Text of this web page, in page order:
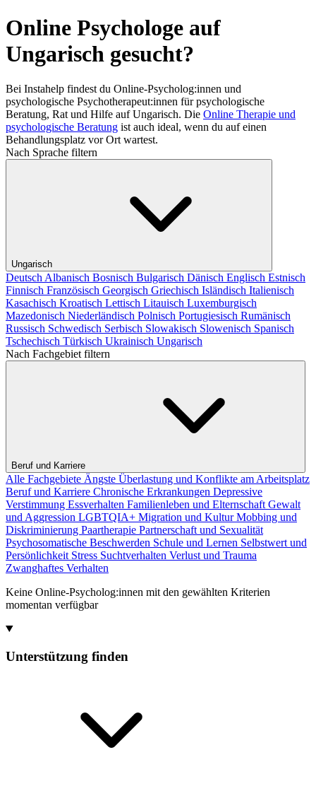
Online Psychologe auf
Ungarisch gesucht?
Bei Instahelp findest du Online-Psycholog:innen und
psychologische Psychotherapeut:innen für psychologische
Beratung, Rat und Hilfe auf Ungarisch. Die Online Therapie und
psychologische Beratung ist auch ideal, wenn du auf einen
Behandlungsplatz vor Ort wartest.
Nach Sprache filtern
Ungarisch
Deutsch Albanisch Bosnisch Bulgarisch Dänisch Englisch Estnisch
Finnisch Französisch Georgisch Griechisch Isländisch Italienisch
Kasachisch Kroatisch Lettisch Litauisch Luxemburgisch
Mazedonisch Niederländisch Polnisch Portugiesisch Rumänisch
Russisch Schwedisch Serbisch Slowakisch Slowenisch Spanisch
Tschechisch Türkisch Ukrainisch Ungarisch
Nach Fachgebiet filtern
Beruf und Karriere
Alle Fachgebiete Ängste Überlastung und Konflikte am Arbeitsplatz
Beruf und Karriere Chronische Erkrankungen Depressive
Verstimmung Essverhalten Familienleben und Elternschaft Gewalt
und Aggression LGBTQIA+ Migration und KulturMobbing und
Diskriminierung Paartherapie Partnerschaft und Sexualität
Psychosomatische Beschwerden Schule und Lernen Selbstwert und
Persönlichkeit Stress Suchtverhalten Verlust und Trauma
Zwanghaftes Verhalten
Keine Online-Psycholog:innen mit den gewählten Kriterien
momentan verfügbar
Unterstützung finden